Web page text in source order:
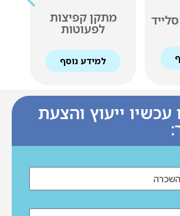
קפיצות
לפעוטות
למידע נוסף
רכבת על
למידע נוסף
עכשיו ייעוץ והצעת